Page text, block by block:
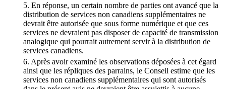
5. En réponse, un certain nombre de parties ont avancé que la
distribution de services non canadiens supplémentaires ne
devrait être autorisée que sous forme numérique et que ces
services ne devraient pas disposer de capacité de transmission
analogique qui pourrait autrement servir à la distribution de
services canadiens.
6. Après avoir examiné les observations déposées à cet égard
ainsi que les répliques des parrains, le Conseil estime que les
services non canadiens supplémentaires qui sont autorisés